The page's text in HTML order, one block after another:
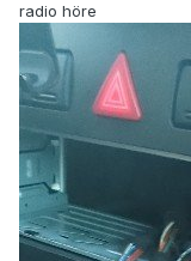
radio höre